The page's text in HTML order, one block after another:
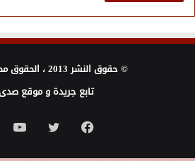
© حقوق النشر 2013 ، الحقوق محفوظة |
تابع جريدة و موقع
فيسبوك تويتر